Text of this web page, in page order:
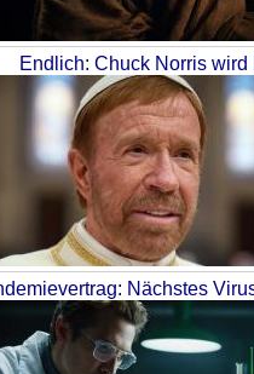
Endlich: Chuck Norris wird
Nächstes